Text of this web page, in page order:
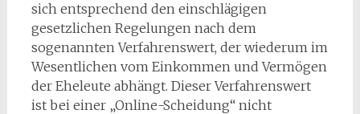
sich entsprechend den einschlägigen
gesetzlichen Regelungen nach dem
sogenannten Verfahrenswert, der wiederum im
Wesentlichen vom Einkommen und Vermögen
der Eheleute abhängt. Dieser Verfahrenswert
ist bei einer „Online-Scheidung“ nicht